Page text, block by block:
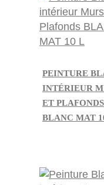
PEINTURE
INTÉRIEUR
ET PLAFONDS
BLANC MAT